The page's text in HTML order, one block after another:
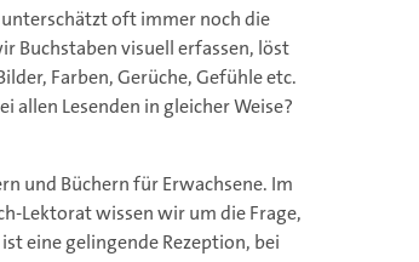
unterschätzt oft immer noch die
Buchstaben visuell erfassen, löst
Farben, Gerüche, Gefühle etc.
allen Lesenden in gleicher Weise?
und Büchern für Erwachsene. Im
Lektorat wissen wir um die Frage,
eine gelingende Rezeption, bei